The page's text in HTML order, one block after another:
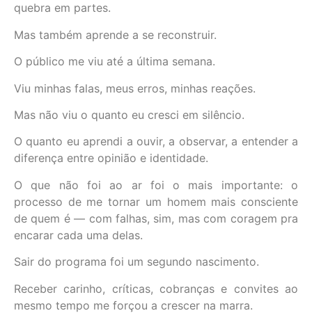
quebra em partes.
Mas também aprende a se reconstruir.
O público me viu até a última semana.
Viu minhas falas, meus erros, minhas reações.
Mas não viu o quanto eu cresci em silêncio.
O quanto eu aprendi a ouvir, a observar, a entender a
diferença entre opinião e identidade.
O que não foi ao ar foi o mais importante: o
processo de me tornar um homem mais consciente
de quem é — com falhas, sim, mas com coragem pra
encarar cada uma delas.
Sair do programa foi um segundo nascimento.
Receber carinho, críticas, cobranças e convites ao
mesmo tempo me forçou a crescer na marra.